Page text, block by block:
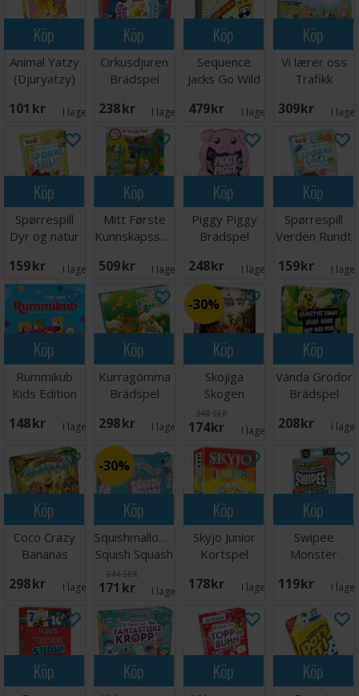
Köp
Animal Yatzy
(Djuryatzy)
101 SEK I lager: 5
Köp
Cirkusdjuren
Brädspel
238 SEK I lager: 5
Köp
Sequence
Jacks Go Wild
479 SEK I lager: 5
Köp
Vi lærer oss
Trafikk
309 SEK I
Köp
Spørrespill
Dyr og natur
159 SEK I lager: 3
Köp
Mitt Første
Kunnskapsspill
509 SEK I lager: 1
Köp
Piggy Piggy
Brädspel
248 SEK I lager:
Köp
Spørrespill
Verden Rundt
159 SEK I
Köp
Rummikub
Kids Edition
148 SEK I lager: 2
Köp
Kurragömma
Brädspel
298 SEK I lager: 1
Köp
30%
Skojiga
Skogen
Brädspel
248 SEK
174 SEK I lager: 4
Köp
Vända Grodor
Brädspel
208 SEK I
Köp
Coco Crazy
Bananas
298 SEK I lager: 3
Köp
30%
Squishmallows
Squish Squash
Brettspill
244 SEK
171 SEK I lager:
Köp
Skyjo Junior
Kortspel
178 SEK I lager:
Köp
Swipee
Monster
Kortspel
119 SEK I
Köp Köp Köp Köp